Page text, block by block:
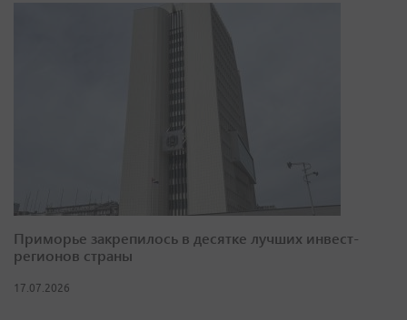
Приморье закрепилось в десятке лучших инвест-
регионов страны
17.07.2026